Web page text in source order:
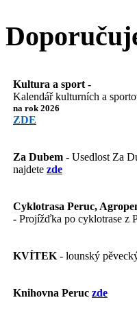
Kultura a sport -
Kalendář kulturních a
na rok 2026
ZDE
Za Dubem - Usedlost Za
najdete zde
Cyklotrasa Peruc,
- Projížďka po cyklotrase z
KVÍTEK - lounský
Knihovna Peruc zde